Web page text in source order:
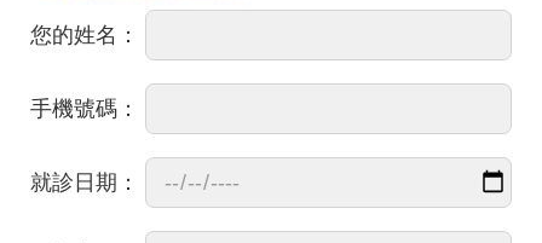
您的姓名：
手機號碼：
就診日期：